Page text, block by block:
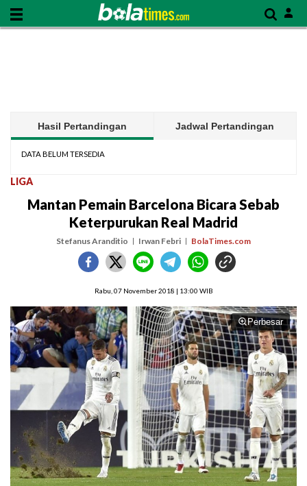
Hasil Pertandingan Jadwal Pertandingan
DATA BELUM TERSEDIA
LIGA
Mantan Pemain Barcelona Bicara Sebab
Keterpurukan Real Madrid
Stefanus Aranditio Irwan Febri BolaTimes.com
Rabu, 07 November 2018 | 13:00 WIB
Perbesar